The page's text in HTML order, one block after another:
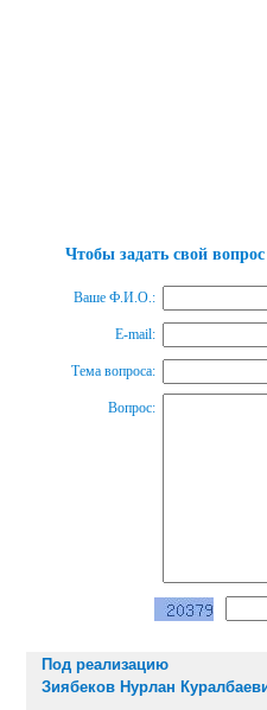
Чтобы задать свой
Ваше Ф.И.О.:
E-mail:
Тема вопроса:
Вопрос:
Под реализацию
Зиябеков Нурлан